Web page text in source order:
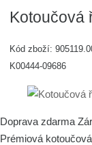
Kotoučová
Kód zboží:
K00444-09686
Doprava zdarma
Prémiová